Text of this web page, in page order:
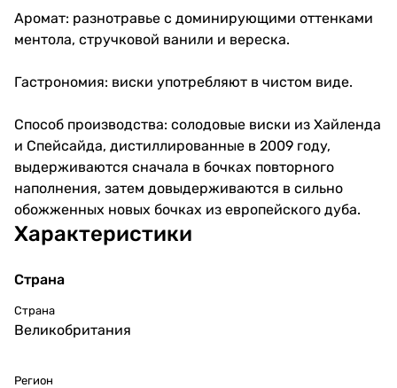
употребляют в чистом виде.
Спейсайда, дистиллированные в
сначала в бочках повторного
наполнения, затем
довыдерживаются в сильно
обожженных новых бочках из
Аромат: разнотравье с доминирующими оттенками
ментола, стручковой ванили и вереска.
Гастрономия: виски употребляют в чистом виде.
Способ производства: солодовые виски из Хайленда
и Спейсайда, дистиллированные в 2009 году,
выдерживаются сначала в бочках повторного
наполнения, затем довыдерживаются в сильно
обожженных новых бочках из европейского дуба.
Характеристики
Страна
Страна
Великобритания
Регион